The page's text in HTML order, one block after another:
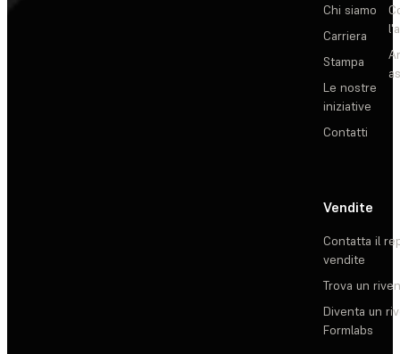
Chi siamo
Carriera
Stampa
Le nostre
iniziative
Contatti
Vendite
Contatta il
vendite
Trova un
Diventa un
Formlabs